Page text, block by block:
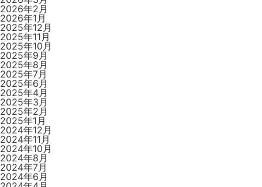
2026年2月
2026年1月
2025年12月
2025年11月
2025年10月
2025年9月
2025年8月
2025年7月
2025年6月
2025年4月
2025年3月
2025年2月
2025年1月
2024年12月
2024年11月
2024年10月
2024年8月
2024年7月
2024年6月